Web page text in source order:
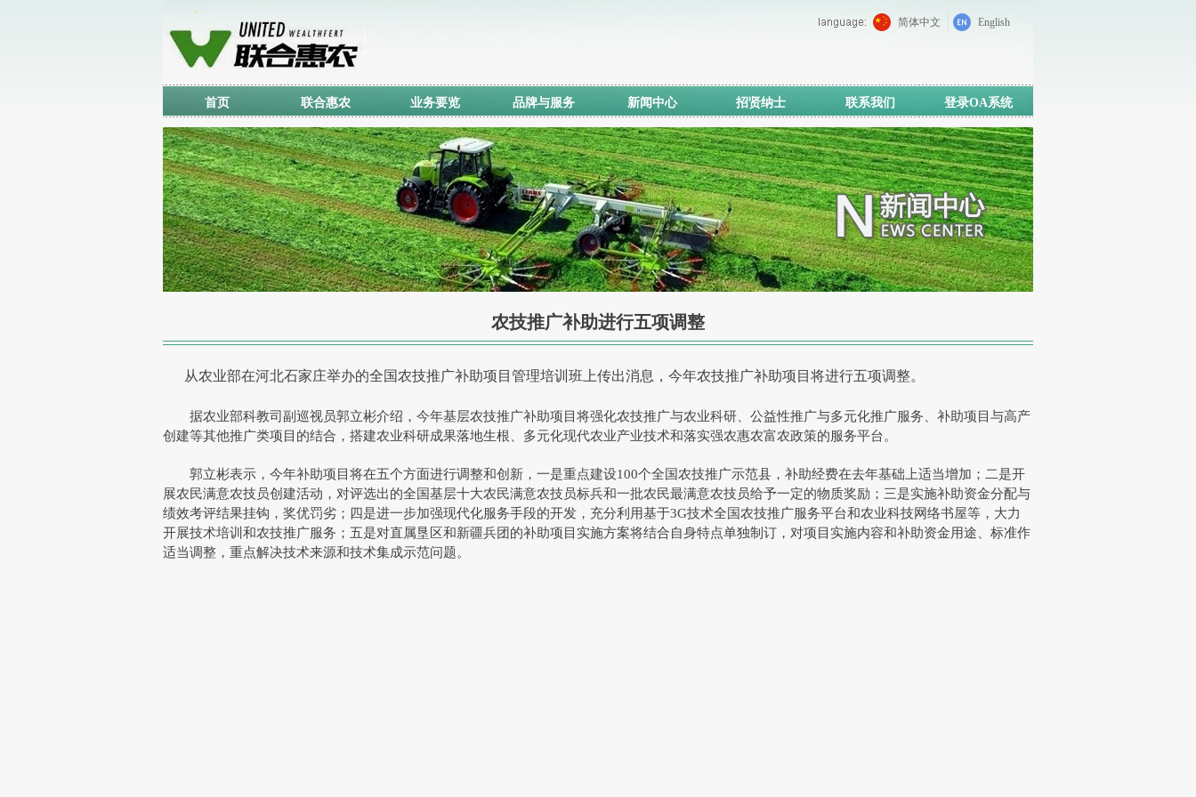
首页 联合惠农 业务要览 品牌与服务 新闻中心 招贤纳士 联系我们 登录OA系统
简体中文 English
农技推广补助进行五项调整
从农业部在河北石家庄举办的全国农技推广补助项目管理培训班上传出消息，今年农技推广补助项目将进行五项调整。
据农业部科教司副巡视员郭立彬介绍，今年基层农技推广补助项目将强化农技推广与农业科研、公益性推广与多元化推广服务、补助项目与高产
创建等其他推广类项目的结合，搭建农业科研成果落地生根、多元化现代农业产业技术和落实强农惠农富农政策的服务平台。
郭立彬表示，今年补助项目将在五个方面进行调整和创新，一是重点建设100个全国农技推广示范县，补助经费在去年基础上适当增加；二是开
展农民满意农技员创建活动，对评选出的全国基层十大农民满意农技员标兵和一批农民最满意农技员给予一定的物质奖励；三是实施补助资金分配与
绩效考评结果挂钩，奖优罚劣；四是进一步加强现代化服务手段的开发，充分利用基于3G技术全国农技推广服务平台和农业科技网络书屋等，大力
开展技术培训和农技推广服务；五是对直属垦区和新疆兵团的补助项目实施方案将结合自身特点单独制订，对项目实施内容和补助资金用途、标准作
适当调整，重点解决技术来源和技术集成示范问题。